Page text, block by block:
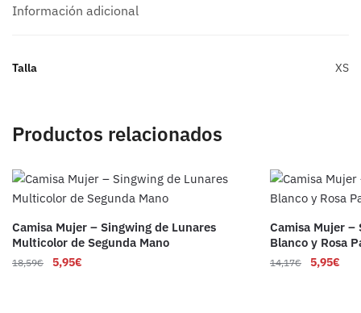
Información adicional
Talla XS
Productos relacionados
Camisa Mujer – Singwing de Lunares
Multicolor de Segunda Mano
18,59€ 5,95€
Camisa Mujer –
Blanco y Rosa
14,17€ 5,95€